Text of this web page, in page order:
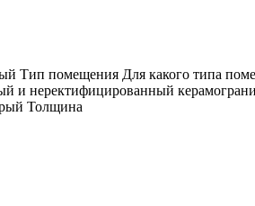
Тип помещения Для какого типа
и неректифицированный
Толщина